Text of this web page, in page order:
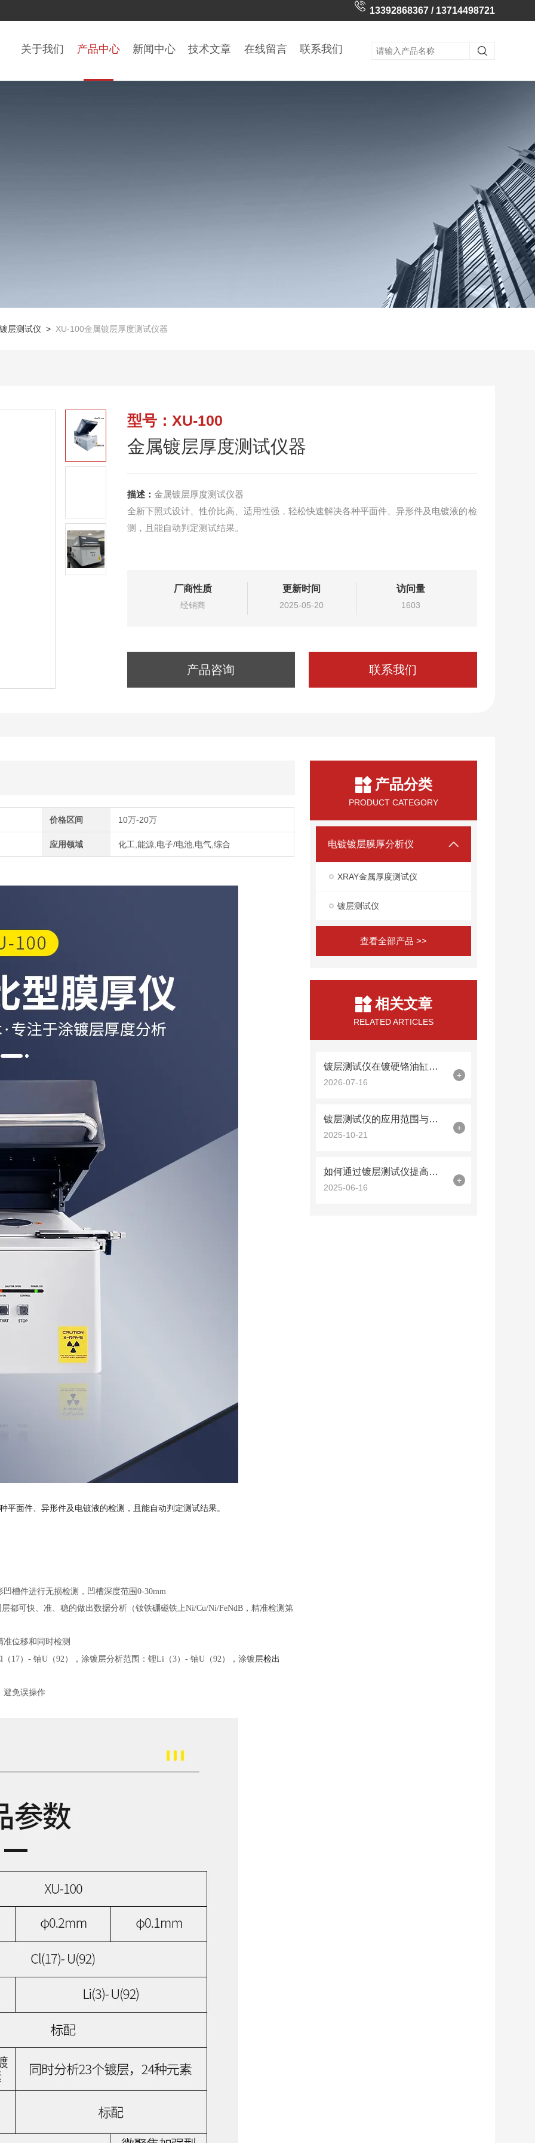
13392868367 / 13714498721
关于我们 产品中心 新闻中心 技术文章 在线留言 联系我们
镀层测试仪 > XU-100金属镀层厚度测试仪器
型号：XU-100
金属镀层厚度测试仪器
描述： 金属镀层厚度测试仪器
全新下照式设计、性价比高、适用性强，轻松快速解决各种平面件、异形件及电镀液的检
测，且能自动判定测试结果。
厂商性质
经销商
更新时间
2025-05-20
访问量
1603
产品咨询 联系我们
价格区间 10万-20万
应用领域 化工,能源,电子/电池,电气,综合
面件、异形件及电镀液的检测，且能自动判定测试结果。
槽件进行无损检测，凹槽深度范围0-30mm
都可快、准、稳的做出数据分析（钕铁硼磁铁上Ni/Cu/Ni/FeNdB，精准检测第
位移和同时检测
17）- 铀U（92），涂镀层分析范围：锂Li（3）- 铀U（92），涂镀层检出
避免误操作
产品分类
PRODUCT CATEGORY
电镀镀层膜厚分析仪
XRAY金属厚度测试仪
镀层测试仪
查看全部产品 >>
相关文章
RELATED ARTICLES
镀层测试仪在镀硬铬油缸内壁厚度检测中的内窥镜探头集成技术
2026-07-16
+
镀层测试仪的应用范围与技术优势概述
2025-10-21
+
如何通过镀层测试仪提高产品的耐腐蚀性？
2025-06-16
+